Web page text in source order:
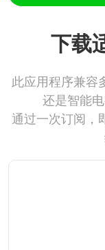
下载
此应用程序兼容
还是智能
通过一次订阅，